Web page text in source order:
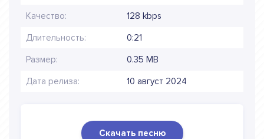
Качество: 128 kbps
Длительность: 0:21
Размер: 0.35 MB
Дата релиза: 10 август 2024
Скачать песню